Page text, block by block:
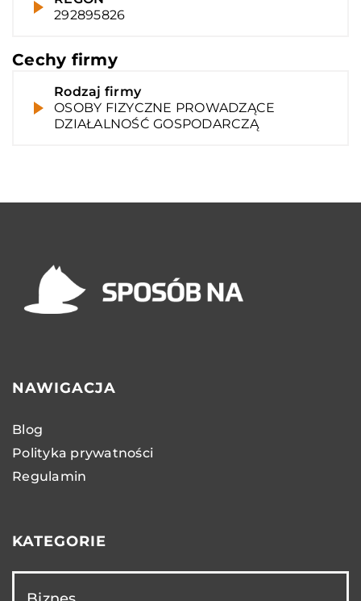
292895826
Cechy firmy
Rodzaj firmy
OSOBY FIZYCZNE PROWADZĄCE
DZIAŁALNOŚĆ GOSPODARCZĄ
NAWIGACJA
Blog
Polityka prywatności
Regulamin
KATEGORIE